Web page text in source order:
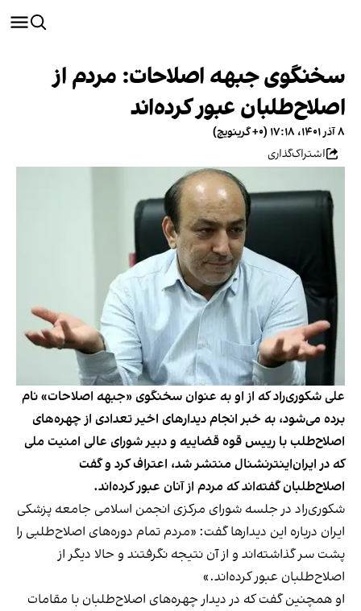
سخنگوی جبهه اصلاحات: مردم از
اصلاح‌طلبان عبور کرده‌اند
۸ آذر ۱۴۰۱، ۱۷:۱۸ (‎+۰ گرینویچ)
اشتراک‌گذاری
علی شکوری‌راد که از او به عنوان سخنگوی «جبهه اصلاحات» نام
برده می‌شود، به خبر انجام دیدارهای اخیر تعدادی از چهره‌های
اصلاح‌طلب با رییس قوه قضاییه و دبیر شورای عالی امنیت ملی
که در ایران‌اینترنشنال منتشر شد، اعتراف کرد و گفت
اصلاح‌طلبان گفته‌اند که مردم از آنان عبور کرده‌اند.
شکوری‌‌راد در جلسه شورای مرکزی انجمن اسلامی جامعه پزشکی
ایران درباره این دیدارها گفت: «مردم تمام دوره‌های اصلاح‌طلبی را
پشت سر گذاشته‌اند و از آن نتیجه نگرفتند و حالا دیگر از
اصلاح‌طلبان عبور کرده‌اند.»
او همچنین گفت که در دیدار چهره‌های اصلاح‌طلبان با مقامات